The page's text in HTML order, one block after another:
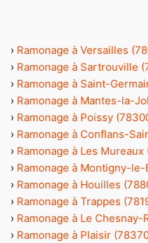
› Ramonage à Versailles
› Ramonage à Sartrouville
› Ramonage à Saint-
› Ramonage à Mantes-la-
› Ramonage à Poissy
› Ramonage à Conflans-
› Ramonage à Les Mureaux
› Ramonage à Montigny-
› Ramonage à Houilles
› Ramonage à Trappes
› Ramonage à Le
› Ramonage à Plaisir